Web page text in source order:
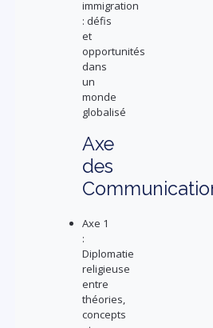
immigration
: défis
et
opportunités
dans
un
monde
globalisé
Axe
des
Axe 1
:
Diplomatie
religieuse
entre
théories,
concepts